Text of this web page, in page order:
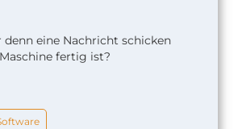
eine Nachricht schicken
fertig ist?